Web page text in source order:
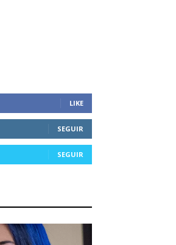
LIKE
SEGUIR
SEGUIR